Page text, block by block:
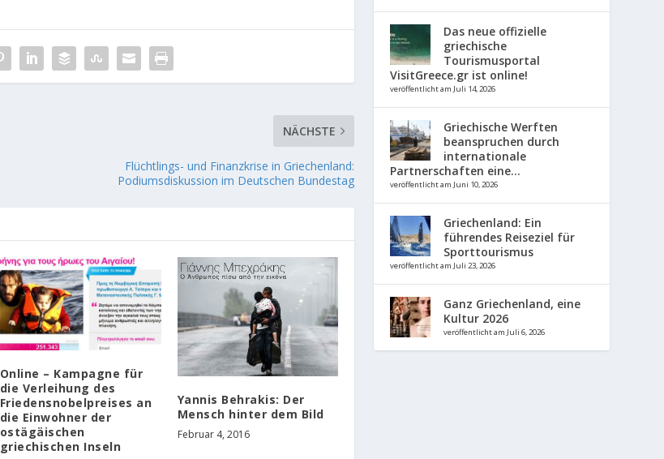
NÄCHSTE
Flüchtlings- und Finanzkrise in Griechenland:
Podiumsdiskussion im Deutschen Bundestag
Online – Kampagne für
die Verleihung des
Friedensnobelpreises an
die Einwohner der
ostägäischen
griechischen Inseln
Yannis Behrakis: Der
Mensch hinter dem Bild
Februar 4, 2016
Das neue offizielle
griechische
Tourismusportal
VisitGreece.gr ist online!
veröffentlicht am Juli 14, 2026
Griechische Werften
beanspruchen durch
internationale
Partnerschaften eine...
veröffentlicht am Juni 10, 2026
Griechenland: Ein
führendes Reiseziel für
Sporttourismus
veröffentlicht am Juli 23, 2026
Ganz Griechenland, eine
Kultur 2026
veröffentlicht am Juli 6, 2026